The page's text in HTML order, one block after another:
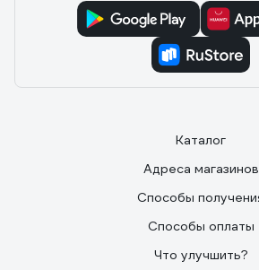
Каталог
Адреса магазинов
Способы
Способы оплаты
Что улучшить?